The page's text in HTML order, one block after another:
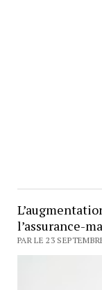
l’assurance-
PAR LE 23